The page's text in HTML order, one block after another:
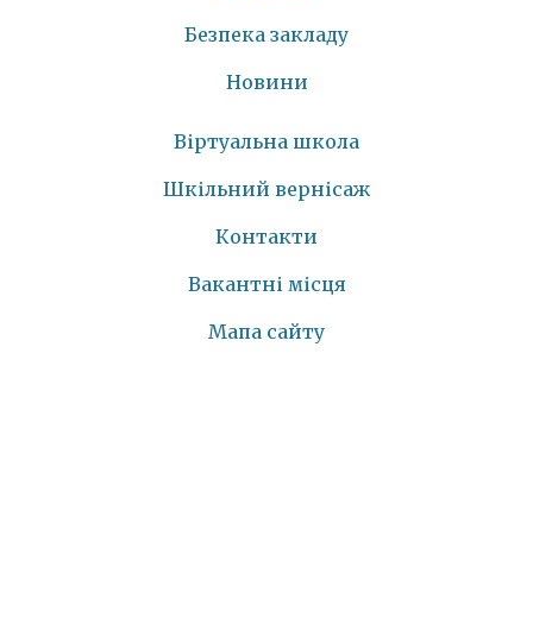
Безпека закладу
Новини
Віртуальна школа
Шкільний вернісаж
Контакти
Вакантні місця
Мапа сайту